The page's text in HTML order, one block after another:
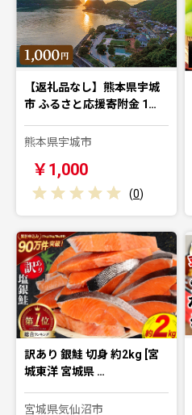
【返礼品なし】熊本県宇城
市 ふるさと応援寄附金 1…
熊本県宇城市
￥1,000
(0)
訳あり 銀鮭 切身 約2kg [宮
城東洋 宮城県 …
宮城県気仙沼市